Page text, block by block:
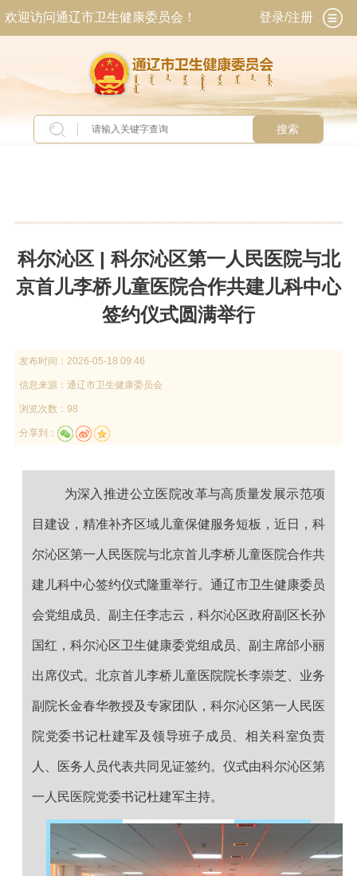
欢迎访问通辽市卫生健康委员会！ 登录/注册
搜索
科尔沁区 | 科尔沁区第一人民医院与北
京首儿李桥儿童医院合作共建儿科中心
签约仪式圆满举行
发布时间： 2026-05-18 09:46
信息来源： 通辽市卫生健康委员会
浏览次数：98
分享到：
为深入推进公立医院改革与高质量发展示范项
目建设，精准补齐区域儿童保健服务短板，近日，科
尔沁区第一人民医院与北京首儿李桥儿童医院合作共
建儿科中心签约仪式隆重举行。通辽市卫生健康委员
会党组成员、副主任李志云，科尔沁区政府副区长孙
国红， 科尔沁区卫生健康委党组成员、副主席邰小丽
出席仪式。北京首儿李桥儿童医院院长李崇芝、业务
副院长金春华教授及专家团队，科尔沁区第一人民医
院党委书记杜建军及领导班子成员、相关科室负责
人、医务人员代表共同见证签约。仪式由科尔沁区第
一人民医院党委书记杜建军主持。